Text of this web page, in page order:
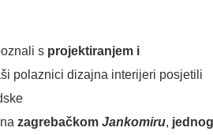
s projektiranjem i
polaznici dizajna interijeri posjetili
na zagrebačkom Jankomiru, jednog